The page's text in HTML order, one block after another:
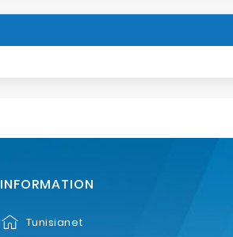
INFORMATION
Tunisianet